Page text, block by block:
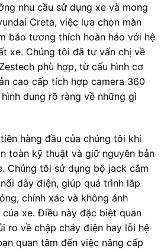
nhu cầu sử dụng xe và mong
Creta, việc lựa chọn màn
bảo tương thích hoàn hảo với hệ
xe. Chúng tôi đã tư vấn chị về
phù hợp, từ cấu hình cơ
cao cấp tích hợp camera 360
dung rõ ràng về những gì
hàng đầu của chúng tôi khi
toàn kỹ thuật và giữ nguyên bản
Chúng tôi sử dụng bộ jack cắm
dây điện, giúp quá trình lắp
chính xác và không ảnh
xe. Điều này đặc biệt quan
ro về chập cháy điện hay lỗi hệ
quan tâm đến việc nâng cấp